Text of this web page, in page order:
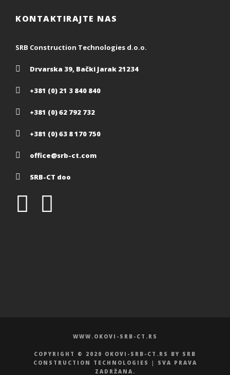
KONTAKTIRAJTE NAS
SRB Construction Technologies d.o.o.
Drvarska 39, Bački Jarak 21234
+381 (0) 21 3 840 840
+381 (0) 62 792 732
+381 (0) 63 8 170 750
office@srb-ct.com
SRB-CT doo
WWW.OKOVI-SRB-CT.RS
COPYRIGHT © 2020 OKOVI-SRB-CT.RS BY SRB
CONSTRUCTION TECHNOLOGIES | SVA PRAVA
ZADRŽANA.